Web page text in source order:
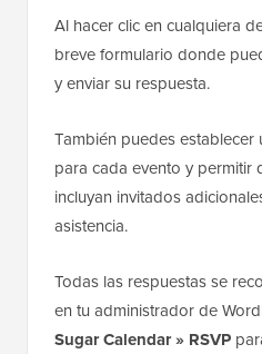
Al hacer clic en cualquiera
breve formulario donde
y enviar su respuesta.
También puedes
para cada evento y permitir
incluyan invitados
asistencia.
Todas las respuestas se
en tu administrador de
Sugar Calendar » RSVP